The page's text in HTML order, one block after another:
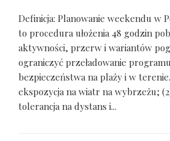
Definicja: Planowanie weekendu w
to procedura ułożenia 48 godzin
aktywności, przerw i wariantów
ograniczyć przeładowanie
bezpieczeństwa na plaży i w
ekspozycja na wiatr na wybrzeżu;
tolerancja na dystans i...